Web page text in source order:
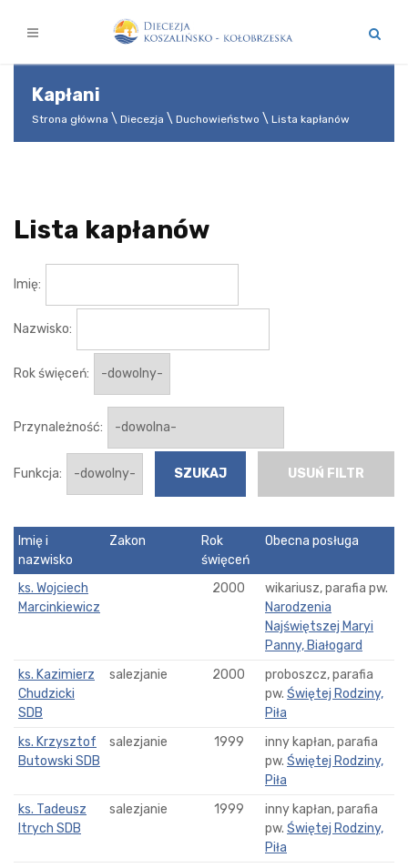
Kapłani
Strona główna Diecezja Duchowieństwo Lista kapłanów
Lista kapłanów
Imię:
Nazwisko:
Rok święceń:
Przynależność:
Funkcja: USUŃ FILTR
Imię i
nazwisko
Zakon
Rok
święceń
Obecna posługa
ks. Wojciech
Marcinkiewicz
2000
wikariusz, parafia pw.
Narodzenia
Najświętszej Maryi
Panny, Białogard
ks. Kazimierz
Chudzicki
SDB
salezjanie 2000
proboszcz, parafia
pw. Świętej Rodziny,
Piła
ks. Krzysztof
Butowski SDB
salezjanie 1999
inny kapłan, parafia
pw. Świętej Rodziny,
Piła
ks. Tadeusz
Itrych SDB
salezjanie 1999
inny kapłan, parafia
pw. Świętej Rodziny,
Piła